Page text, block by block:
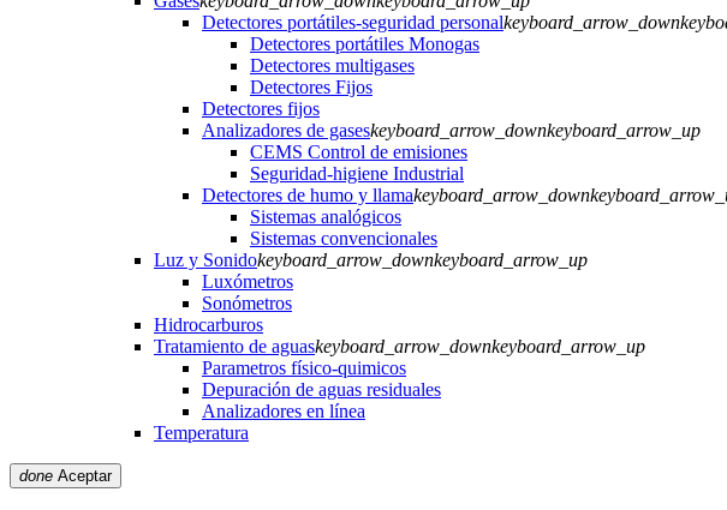
Detectores portátiles-seguridad personalkeyboard_arrow_down
Detectores portátiles Monogas
Detectores multigases
Detectores Fijos
Detectores fijos
Analizadores de gaseskeyboard_arrow_downkeyboard_arrow_up
CEMS Control de emisiones
Seguridad-higiene Industrial
Detectores de humo y llamakeyboard_arrow_down
Sistemas analógicos
Sistemas convencionales
Luz y Sonidokeyboard_arrow_downkeyboard_arrow_up
Luxómetros
Sonómetros
Hidrocarburos
Tratamiento de aguaskeyboard_arrow_downkeyboard_arrow_up
Parametros físico-quimicos
Depuración de aguas residuales
Analizadores en línea
Temperatura
done Aceptar